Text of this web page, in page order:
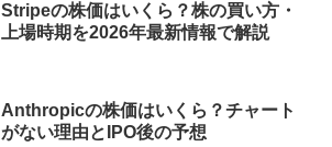
Stripeの株価はいくら？株の買い方・
上場時期を2026年最新情報で解説
Anthropicの株価はいくら？チャート
がない理由とIPO後の予想